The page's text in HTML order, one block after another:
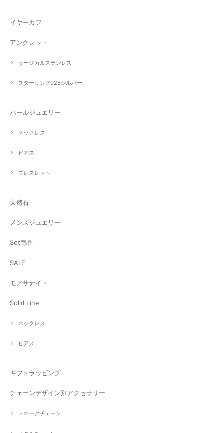
イヤーカフ
アンクレット
サージカルステンレス
スターリング925シルバー
パールジュエリー
ネックレス
ピアス
ブレスレット
天然石
メンズジュエリー
Set商品
SALE
モアサナイト
Solid Line
ネックレス
ピアス
ギフトラッピング
チェーンデザイン別アクセサリー
スネークチェーン